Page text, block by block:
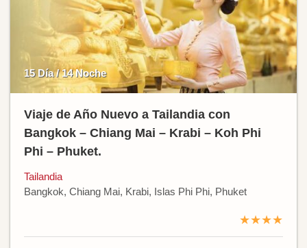
15 Día / 14 Noche
Viaje de Año Nuevo a Tailandia con
Bangkok – Chiang Mai – Krabi – Koh Phi
Phi – Phuket.
Tailandia
Bangkok, Chiang Mai, Krabi, Islas Phi Phi, Phuket
★★★★